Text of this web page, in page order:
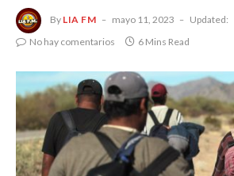
By LIA FM mayo 11, 2023 Updated:
No hay comentarios
6 Mins Read